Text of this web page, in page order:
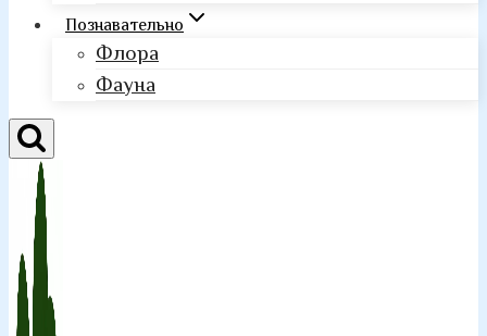
Познавательно
Флора
Фауна